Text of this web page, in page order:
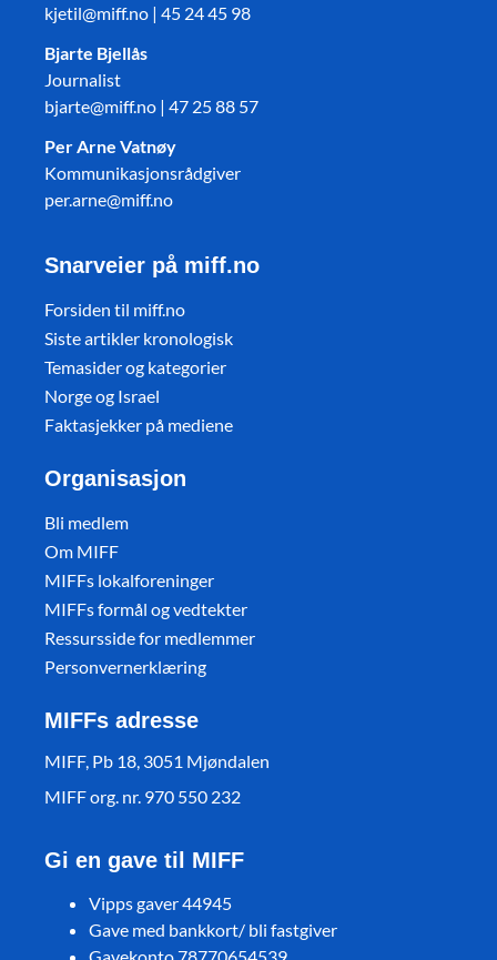
kjetil@miff.no | 45 24 45 98
Bjarte Bjellås
Journalist
bjarte@miff.no | 47 25 88 57
Per Arne Vatnøy
Kommunikasjonsrådgiver
per.arne@miff.no
Snarveier på miff.no
Forsiden til miff.no
Siste artikler kronologisk
Temasider og kategorier
Norge og Israel
Faktasjekker på mediene
Organisasjon
Bli medlem
Om MIFF
MIFFs lokalforeninger
MIFFs formål og vedtekter
Ressursside for medlemmer
Personvernerklæring
MIFFs adresse
MIFF, Pb 18, 3051 Mjøndalen
MIFF org. nr. 970 550 232
Gi en gave til MIFF
Vipps gaver 44945
Gave med bankkort/ bli fastgiver